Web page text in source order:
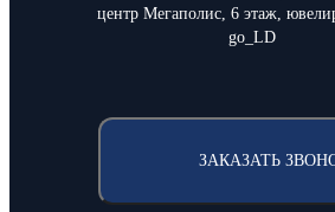
центр Мегаполис, 6 этаж,
go_LD
ЗАКАЗАТЬ